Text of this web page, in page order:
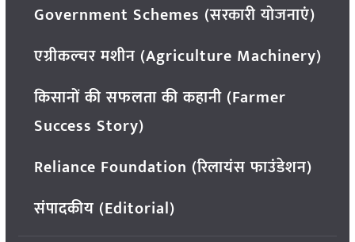
Government Schemes (सरकारी योजनाएं)
एग्रीकल्चर मशीन (Agriculture Machinery)
किसानों की सफलता की कहानी (Farmer
Success Story)
Reliance Foundation (रिलायंस फाउंडेशन)
संपादकीय (Editorial)